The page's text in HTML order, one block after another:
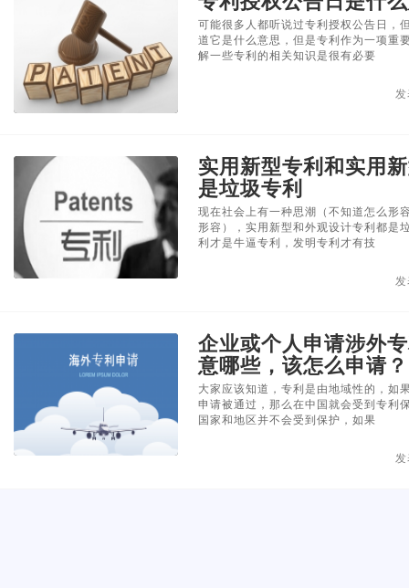
可能很多人都听说过专利授权公告日，
道它是什么意思，但是专利作为一项重
解一些专利的相关知识是很有必要
实用新型专利和实用
是垃圾专利
现在社会上有一种思潮（不知道怎么形
形容），实用新型和外观设计专利都是
利才是牛逼专利，发明专利才有技
企业或个人申请涉外
意哪些，该怎么申请？
大家应该知道，专利是由地域性的，如
申请被通过，那么在中国就会受到专利
国家和地区并不会受到保护，如果